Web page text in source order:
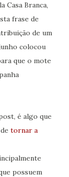
Casa Branca,
frase de
de um
colocou
que o mote
é algo que
tornar a
possuem